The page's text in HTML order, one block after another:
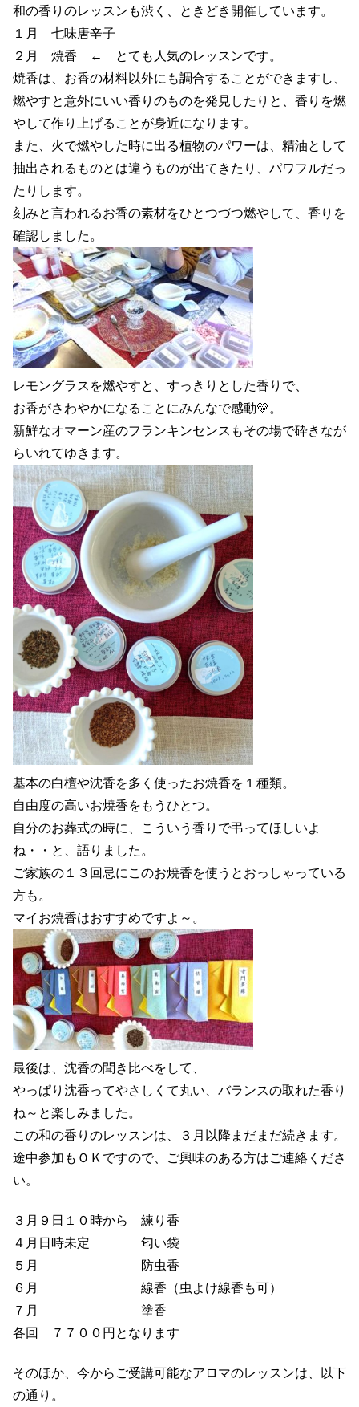
和の香りのレッスンも渋く、ときどき開催しています。
１月 七味唐辛子
２月 焼香 ← とても人気のレッスンです。
焼香は、お香の材料以外にも調合することができますし、
燃やすと意外にいい香りのものを発見したりと、香りを燃
やして作り上げることが身近になります。
また、火で燃やした時に出る植物のパワーは、精油として
抽出されるものとは違うものが出てきたり、パワフルだっ
たりします。
刻みと言われるお香の素材をひとつづつ燃やして、香りを
確認しました。
レモングラスを燃やすと、すっきりとした香りで、
お香がさわやかになることにみんなで感動💛。
新鮮なオマーン産のフランキンセンスもその場で砕きなが
らいれてゆきます。
基本の白檀や沈香を多く使ったお焼香を１種類。
自由度の高いお焼香をもうひとつ。
自分のお葬式の時に、こういう香りで弔ってほしいよ
ね・・と、語りました。
ご家族の１３回忌にこのお焼香を使うとおっしゃっている
方も。
マイお焼香はおすすめですよ～。
最後は、沈香の聞き比べをして、
やっぱり沈香ってやさしくて丸い、バランスの取れた香り
ね～と楽しみました。
この和の香りのレッスンは、３月以降まだまだ続きます。
途中参加もＯＫですので、ご興味のある方はご連絡くださ
い。
３月９日１０時から 練り香
４月日時未定 匂い袋
５月 防虫香
６月 線香（虫よけ線香も可）
７月 塗香
各回 ７７００円となります
そのほか、今からご受講可能なアロマのレッスンは、以下
の通り。